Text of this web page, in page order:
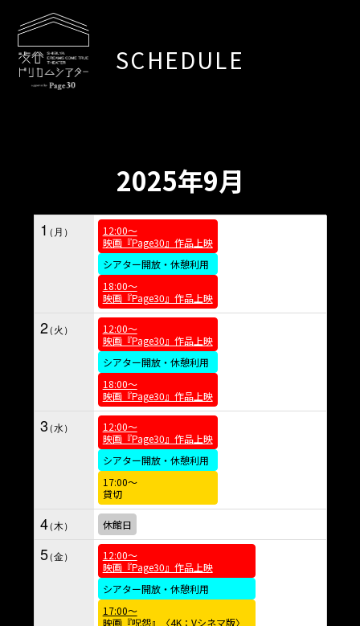
SCHEDULE
2025年9月
1
12:00～
映画『Page30』作品上映
シアター開放・休憩利用
18:00～
映画『Page30』作品上映
2
12:00～
映画『Page30』作品上映
シアター開放・休憩利用
18:00～
映画『Page30』作品上映
3
12:00～
映画『Page30』作品上映
シアター開放・休憩利用
17:00～
貸切
4 休館日
5
12:00～
映画『Page30』作品上映
シアター開放・休憩利用
17:00～
映画『呪怨』〈4K：Vシネマ版〉